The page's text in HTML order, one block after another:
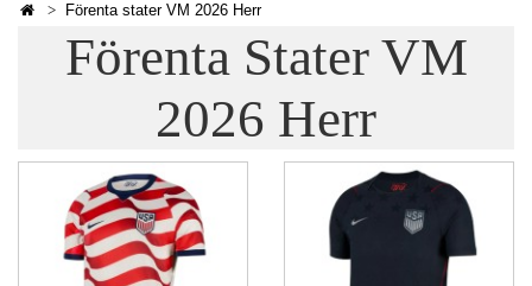
Förenta stater VM 2026 Herr
Förenta Stater VM
2026 Herr